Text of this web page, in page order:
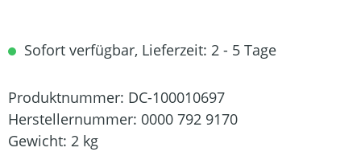
Sofort verfügbar, Lieferzeit: 2 - 5 Tage
Produktnummer: DC-100010697
Herstellernummer: 0000 792 9170
Gewicht: 2 kg